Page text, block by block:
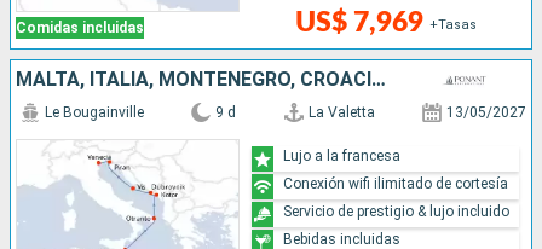
Comidas incluidas US$ 7,969 +Tasas
MALTA, ITALIA, MONTENEGRO, CROACIA, ESLOVENIA
Le Bougainville 9 d La Valetta 13/05/2027
Lujo a la francesa
Conexión wifi ilimitado de cortesía
Servicio de prestigio & lujo incluido
Bebidas incluidas